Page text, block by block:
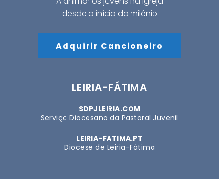
desde o início do milénio
Adquirir Cancioneiro
LEIRIA-FÁTIMA
SDPJLEIRIA.COM
Serviço Diocesano da Pastoral Juvenil
LEIRIA-FATIMA.PT
Diocese de Leiria-Fátima